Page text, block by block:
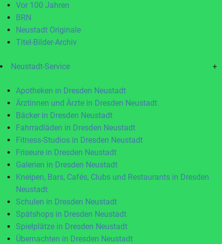
Vor 100 Jahren
BRN
Neustadt Originale
Titel-Bilder-Archiv
Neustadt-Service +
Apotheken in Dresden Neustadt
Ärztinnen und Ärzte in Dresden Neustadt
Bäcker in Dresden Neustadt
Fahrradläden in Dresden Neustadt
Fitness-Studios in Dresden Neustadt
Friseure in Dresden Neustadt
Galerien in Dresden Neustadt
Kneipen, Bars, Cafés, Clubs und Restaurants in Dresden
Neustadt
Schulen in Dresden Neustadt
Spätshops in Dresden Neustadt
Spielplätze in Dresden Neustadt
Übernachten in Dresden Neustadt